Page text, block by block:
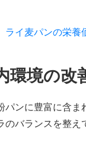
ライ麦パンの栄養
環境の改
パンに豊富に含ま
のバランスを整え